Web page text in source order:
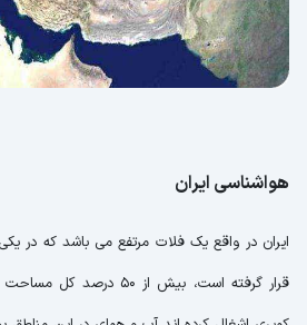
هواشناسی ایران
ایران در واقع یک فلات مرتفع می باشد که در
قرار گرفته است، بیش از